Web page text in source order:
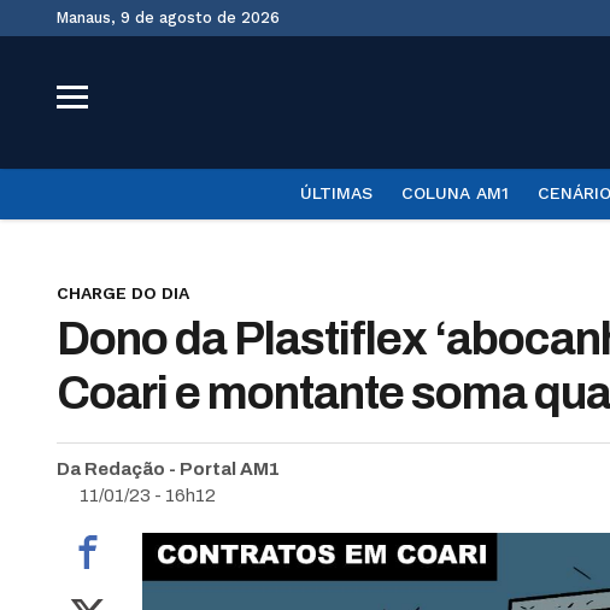
Manaus, 9 de agosto de 2026
ÚLTIMAS COLUNA AM1 CENÁRIO
CHARGE DO DIA
Dono da Plastiflex
Coari e montante soma
Da Redação - Portal AM1
11/01/23 - 16h12